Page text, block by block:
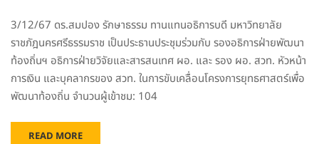
3/12/67 ดร.สมปอง รักษาธรรม ทานแทนอธิการบดี มหาวิทยาลัย
ราชภัฎนครศรีธรรมราช เป็นประธานประชุมร่วมกับ รองอธิการฝ่ายพัฒนา
ท้องถิ่นฯ อธิการฝ่ายวิจัยและสารสนเทศ ผอ. และ รอง ผอ. สวท. หัวหน้า
การเงิน และบุคลากรของ สวท. ในการขับเคลื่อนโครงการยุทธศาสตร์เพื่อ
พัฒนาท้องถิ่น จำนวนผู้เข้าชม: 104
READ MORE